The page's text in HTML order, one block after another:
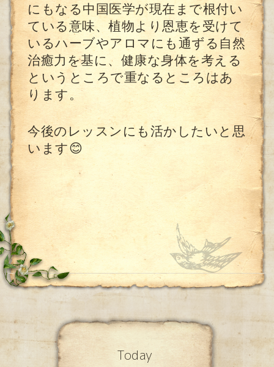
にもなる中国医学が現在まで根付い
ている意味、植物より恩恵を受けて
いるハーブやアロマにも通ずる自然
治癒力を基に、健康な身体を考える
というところで重なるところはあ
ります。
今後のレッスンにも活かしたいと思
います😊
Today